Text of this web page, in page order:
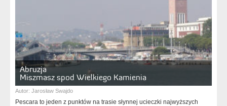
Abruzja
Miszmasz spod Wielkiego Kamienia
Autor: Jarosław Swajdo
Pescara to jeden z punktów na trasie słynnej ucieczki najwyższych